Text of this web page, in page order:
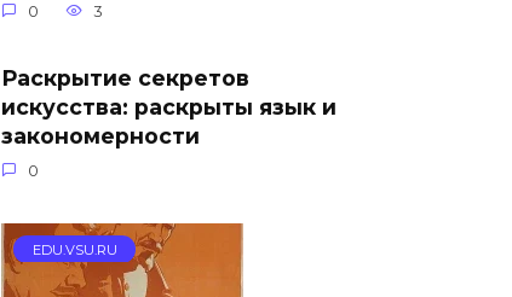
0 3
Раскрытие секретов
искусства: раскрыты язык и
закономерности
0
EDU.VSU.RU